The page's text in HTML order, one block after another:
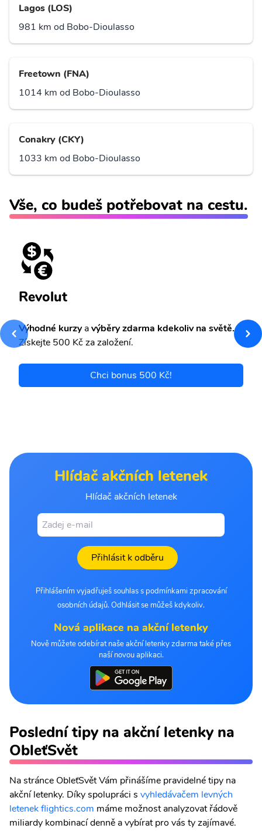
Lagos (LOS)
981 km od Bobo-Dioulasso
Freetown (FNA)
1014 km od Bobo-Dioulasso
Conakry (CKY)
1033 km od Bobo-Dioulasso
Vše, co budeš potřebovat na cestu.
Revolut
Výhodné kurzyavýběry zdarma kdekoliv na světě.
Získejte 500 Kč za založení.
Chci bonus 500 Kč!
Hlídač akčních letenek
Hlídač akčních letenek
Přihlásit k odběru
Přihlášením vyjadřuješ souhlas s podmínkami zpracování
osobních údajů. Odhlásit se můžeš kdykoliv.
Nová aplikace na akční letenky
Nově můžete odebírat naše akční letenky zdarma také přes
naší novou aplikaci.
Poslední tipy na akční letenky na
ObleťSvět
Na stránce ObleťSvět Vám přinášíme pravidelné tipy na
akční letenky. Díky spolupráci s vyhledávačem levných
letenek flightics.com máme možnost analyzovat řádově
miliardy kombinací denně a vybírat pro vás ty zajímavé.